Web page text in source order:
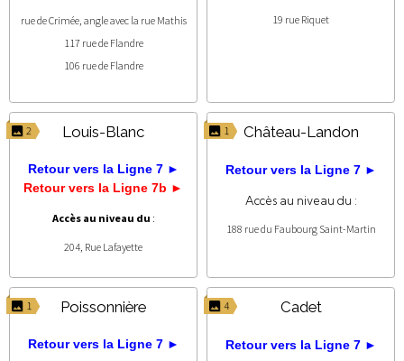
rue de Crimée, angle avec la rue Mathis
117 rue de Flandre
106 rue de Flandre
19 rue Riquet
2 Louis-Blanc
Retour vers la Ligne 7 ►
Retour vers la Ligne 7b ►
Accès au niveau du :
204, Rue Lafayette
1 Château-Landon
Retour vers la Ligne 7 ►
Accès au niveau du :
188 rue du Faubourg Saint-Martin
1 Poissonnière
Retour vers la Ligne 7 ►
4 Cadet
Retour vers la Ligne 7 ►